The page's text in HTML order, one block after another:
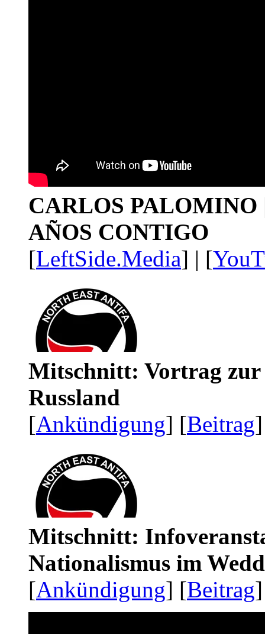
CARLOS PALOMINO
AÑOS CONTIGO
[LeftSide.Media] | [
Mitschnitt: Vortrag zur
Russland
[Ankündigung] [Beitrag
Mitschnitt:
Nationalismus im
[Ankündigung] [Beitrag